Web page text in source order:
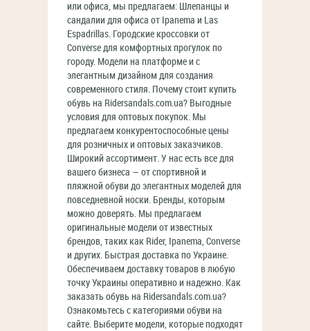
или офиса, мы предлагаем: Шлепанцы и
сандалии для офиса от Ipanema и Las
Espadrillas. Городские кроссовки от
Converse для комфортных прогулок по
городу. Модели на платформе и с
элегантным дизайном для создания
современного стиля. Почему стоит купить
обувь на Ridersandals.com.ua? Выгодные
условия для оптовых покупок. Мы
предлагаем конкурентоспособные цены
для розничных и оптовых заказчиков.
Широкий ассортимент. У нас есть все для
вашего бизнеса — от спортивной и
пляжной обуви до элегантных моделей для
повседневной носки. Бренды, которым
можно доверять. Мы предлагаем
оригинальные модели от известных
брендов, таких как Rider, Ipanema, Converse
и других. Быстрая доставка по Украине.
Обеспечиваем доставку товаров в любую
точку Украины оперативно и надежно. Как
заказать обувь на Ridersandals.com.ua?
Ознакомьтесь с категориями обуви на
сайте. Выберите модели, которые подходят